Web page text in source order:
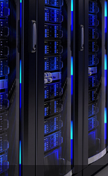
立式储能温控液冷机组
立式储能温控液冷机组